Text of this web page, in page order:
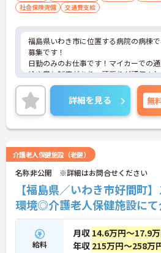
社会保険完備
交通費支給
福島県いわき市に位置する病院の病棟
募集です！
日勤のみのお仕事です！マイカーでの
給や賞与制度があり、頑張りが評価さ
と還元されます。さらに住宅手当など
あるのは嬉しいポイントです◎フォロー
り、経験に関わらず安心してスタートで
こちらの求人にご興味がございました
ントもお伝えしますので是非ご応募お
詳細を見る 無
介護老人保健施設（老健）
名称非公開 ※詳細はお問合せください
【福島県／いわき市好間町
環境◎介護老人保健施設にて
給料
月収 14.6万円～17.9
年収 215万円～258万